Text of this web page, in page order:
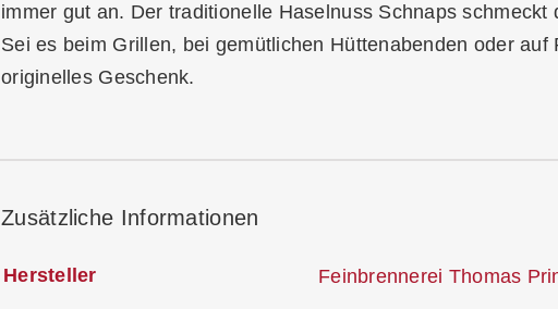
immer gut an. Der traditionelle Haselnuss Schnaps
Sei es beim Grillen, bei gemütlichen Hüttenabenden oder
originelles Geschenk.
Zusätzliche Informationen
Hersteller Feinbrennerei Thomas